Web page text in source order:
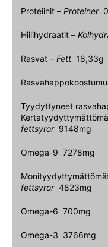
Proteiinit – Proteiner
Hiilihydraatit –
Rasvat – Fett 18,33g
Tyydyttyneet
fettsyror 9148mg
Omega-9 7278mg
fettsyror 4823mg
Omega-6 700mg
Omega-3 3766mg